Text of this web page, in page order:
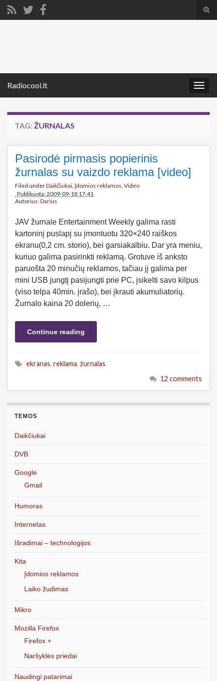
Radiocool.lt
TAG: ŽURNALAS
Pasirodė pirmasis popierinis
žurnalas su vaizdo reklama [video]
Filed underDaikčiukai, Įdomios reklamos, Video
Publikuota: 2009-09-18 17:41
Autorius:Darius
JAV žurnale Entertainment Weekly galima rasti
kartoninį puslapį su įmontuotu 320×240 raiškos
ekranu(0,2 cm. storio), bei garsiakalbiu. Dar yra meniu,
kuriuo galima pasirinkti reklamą. Grotuve iš anksto
paruošta 20 minučių reklamos, tačiau jį galima per
mini USB jungtį pasijungti prie PC, įsikelti savo kilpus
(viso telpa 40min. įrašo), bei įkrauti akumuliatorių.
Žurnalo kaina 20 dolerių, …
Continue reading
ekranas, reklama, žurnalas
12 comments
TEMOS
Daikčiukai
DVB
Google
Gmail
Humoras
Internetas
Išradimai – technologijos
Kita
Įdomios reklamos
Laiko žudimas
Mikro
Mozilla Firefox
Firefox +
Naršyklės priedai
Naudingi patarimai